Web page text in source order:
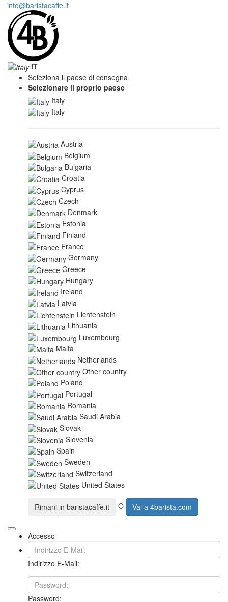
info@baristacaffe.it
IT
Seleziona il paese di consegna
Selezionare il proprio paese
Italy
Italy
Austria
Belgium
Bulgaria
Croatia
Cyprus
Czech
Denmark
Estonia
Finland
France
Germany
Greece
Hungary
Ireland
Latvia
Lichtenstein
Lithuania
Luxembourg
Malta
Netherlands
Other country
Poland
Portugal
Romania
Saudi Arabia
Slovak
Slovenia
Spain
Sweden
Switzerland
United States
Rimani in baristacaffe.it O Vai a 4barista.com
Accesso
Indirizzo E-Mail:
Password: